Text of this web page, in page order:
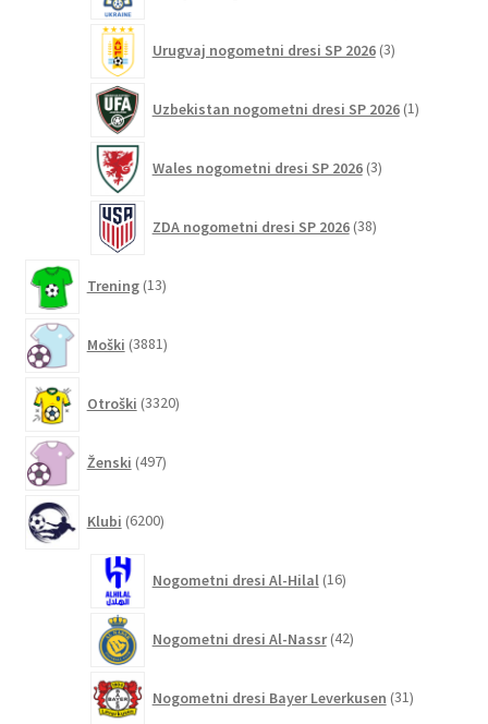
Urugvaj nogometni dresi SP 2026 3izdelki
Uzbekistan nogometni dresi SP 2026 1izdelek
Wales nogometni dresi SP 2026 3izdelki
ZDA nogometni dresi SP 2026 38izdelkov
Trening 13izdelkov
Moški 3881izdelkov
Otroški 3320izdelkov
Ženski 497izdelkov
Klubi 6200izdelkov
Nogometni dresi Al-Hilal 16izdelkov
Nogometni dresi Al-Nassr 42izdelkov
Nogometni dresi Bayer Leverkusen 31izdelkov